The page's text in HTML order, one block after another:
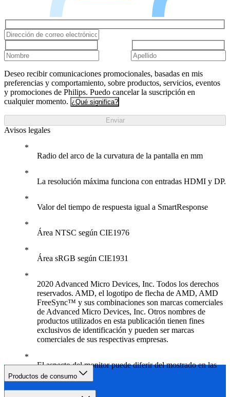
Deseo recibir comunicaciones promocionales, basadas en mis
preferencias y comportamiento, sobre productos, servicios, eventos
y promociones de Philips. Puedo cancelar la suscripción en
cualquier momento. ¿Qué significa?
Enviar
Avisos legales
Radio del arco de la curvatura de la pantalla en mm
La resolución máxima funciona con entradas HDMI y DP.
Valor del tiempo de respuesta igual a SmartResponse
Área NTSC según CIE1976
Área sRGB según CIE1931
2020 Advanced Micro Devices, Inc. Todos los derechos
reservados. AMD, el logotipo de flecha de AMD, AMD
FreeSync™ y sus combinaciones son marcas comerciales
de Advanced Micro Devices, Inc. Otros nombres de
productos utilizados en esta publicación tienen fines
exclusivos de identificación y pueden ser marcas
comerciales de sus respectivas empresas.
El aspecto del monitor puede diferir del mostrado en las
imágenes.
Productos de consumo